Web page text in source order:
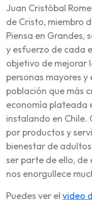
Juan Cristóbal
de Cristo, miembro
Piensa en Grandes,
y esfuerzo de cada
objetivo de mejorar
personas mayores y
población que más
economía plateada
instalando en Chile.
por productos y
bienestar de
ser parte de ello, de
nos enorgullece
Puedes ver el video